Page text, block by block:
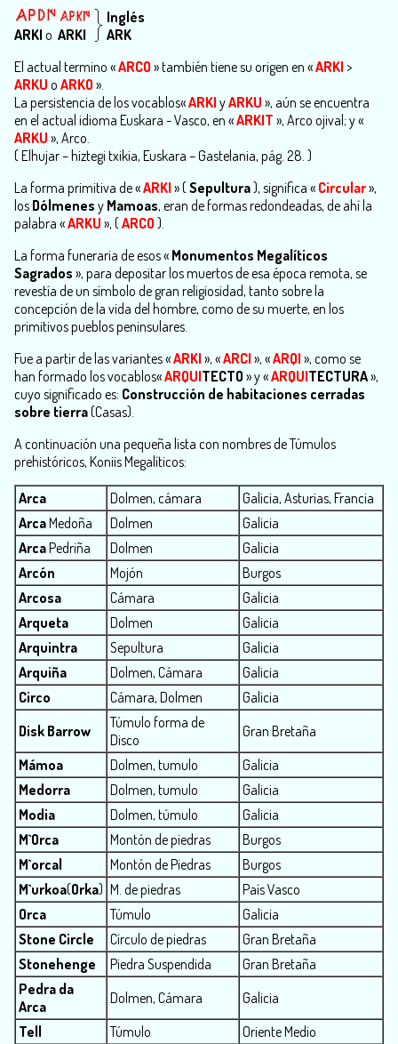
ARKI o ARKI
Inglés
ARK
El actual termino «ARCO » también tiene su origen en «ARKI >
ARKU o ARKO ».
La persistencia de los vocablos«ARKI yARKU », aún se encuentra
en el actual idioma Euskara - Vasco, en «ARKIT », Arco ojival; y «
ARKU », Arco.
( Elhujar – hiztegi txikia, Euskara – Gastelania, pág. 28. )
La forma primitiva de «ARKI » (Sepultura), significa « Circular»,
los Dólmenes y Mamoas, eran de formas redondeadas, de ahí la
palabra «ARKU », (ARCO ).
La forma funeraria de esos « Monumentos Megalíticos
Sagrados », para depositar los muertos de esa época remota, se
revestía de un símbolo de gran religiosidad, tanto sobre la
concepción de la vida del hombre, como de su muerte, en los
primitivos pueblos peninsulares.
Fue a partir de las variantes «ARKI », «ARCI », «ARQI », como se
han formado los vocablos«ARQUITECTO » y «ARQUITECTURA»,
cuyo significado es: Construcción de habitaciones cerradas
sobre tierra(Casas).
A continuación una pequeña lista con nombres de Túmulos
prehistóricos, Koniis Megalíticos:
Arca Dolmen, cámara
Galicia, Asturias, Francia
ArcaMedoña Dolmen
Galicia
ArcaPedriña Dolmen
Galicia
Arcón
Mojón
Burgos
Arcosa
Cámara
Galicia
Arqueta
Dolmen
Galicia
Arquintra
Sepultura
Galicia
Arquiña
Dolmen, Cámara
Galicia
Circo
Cámara, Dolmen
Galicia
Disk Barrow
Túmulo forma de
Disco
Gran Bretaña
Mámoa
Dolmen, tumulo
Galicia
Medorra
Dolmen, tumulo
Galicia
Modia
Dolmen, túmulo
Galicia
M`Orca
Montón de piedras
Burgos
M`orcal
Montón de Piedras
Burgos
M`urkoa(Orka) M. de piedras
País Vasco
Orca
Túmulo
Galicia
Stone Circle
Círculo de piedras
Gran Bretaña
Stonehenge
Piedra Suspendida
Gran Bretaña
Pedra da
Arca
Dolmen, Cámara
Galicia
Tell
Túmulo Oriente Medio